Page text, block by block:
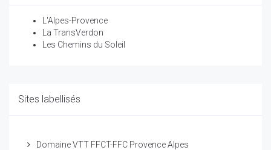
L'Alpes-Provence
La TransVerdon
Les Chemins du Soleil
Sites labellisés
Domaine VTT FFCT-FFC Provence Alpes